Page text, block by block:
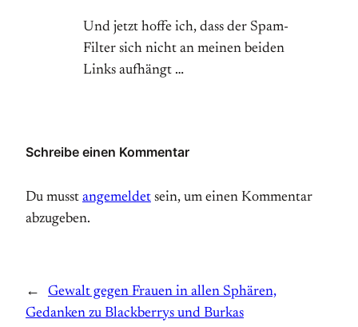
Und jetzt hoffe ich, dass der Spam-
Filter sich nicht an meinen beiden
Links aufhängt …
Schreibe einen Kommentar
Du musst angemeldet sein, um einen Kommentar
abzugeben.
←
Gewalt gegen Frauen in allen Sphären,
Gedanken zu Blackberrys und Burkas